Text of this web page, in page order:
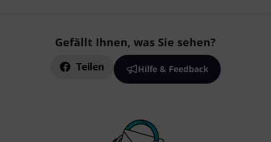
Gefällt Ihnen, was Sie sehen?
Teilen Hilfe & Feedback